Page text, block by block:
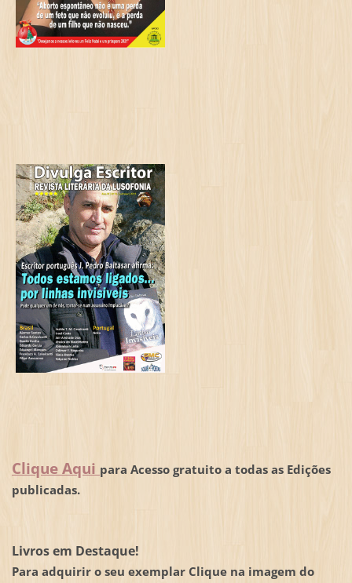
Clique Aqui para Acesso gratuito a todas as Edições
publicadas.
Livros em Destaque!
Para adquirir o seu exemplar Clique na imagem do